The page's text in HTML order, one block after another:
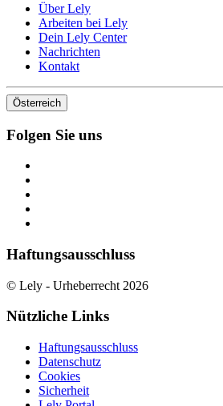
Über Lely
Arbeiten bei Lely
Dein Lely Center
Nachrichten
Kontakt
Österreich
Folgen Sie uns
Haftungsausschluss
© Lely - Urheberrecht 2026
Nützliche Links
Haftungsausschluss
Datenschutz
Cookies
Sicherheit